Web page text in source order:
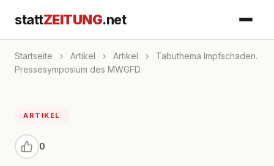
stattZEITUNG.net
Startseite › Artikel › Artikel ›
Tabuthema Impfschaden.
Pressesymposium des MWGFD.
ARTIKEL
0